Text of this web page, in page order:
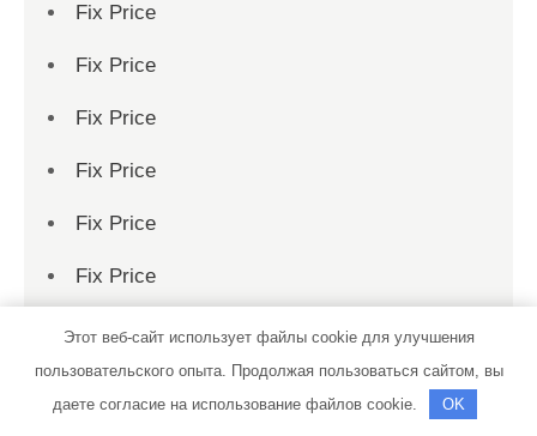
Fix Price
Fix Price
Fix Price
Fix Price
Fix Price
Fix Price
Fix Price
Fix Price
Этот веб-сайт использует файлы cookie для улучшения
пользовательского опыта. Продолжая пользоваться сайтом, вы
даете согласие на использование файлов cookie.
OK